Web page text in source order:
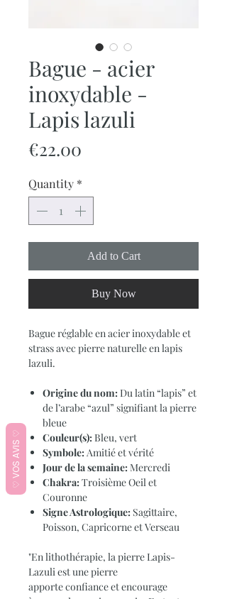
Bague - acier
inoxydable -
Lapis lazuli
€22.00
Quantity *
Add to Cart
Buy Now
Bague réglable en acier inoxydable et
strass avec pierre naturelle en lapis
lazuli.
Origine du nom:Du latin “lapis” et
de l’arabe “azul” signifiant la pierre
bleue
Couleur(s):Bleu, vert
Symbole: Amitié et vérité
Jour de la semaine:Mercredi
Chakra:Troisième Oeil et
Couronne
Signe Astrologique: Sagittaire,
Poisson, Capricorne et Verseau
"En lithothérapie, la pierre Lapis-
Lazuli est une pierre
apporte confiance et encourage
♡ VOS AVIS ♡